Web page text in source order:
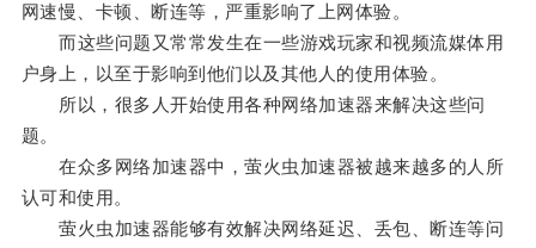
网速慢、卡顿、断连等，严重影响了上网体验。
而这些问题又常常发生在一些游戏玩家和视频流媒体用
户身上，以至于影响到他们以及其他人的使用体验。
所以，很多人开始使用各种网络加速器来解决这些问
题。
在众多网络加速器中，萤火虫加速器被越来越多的人所
认可和使用。
萤火虫加速器能够有效解决网络延迟、丢包、断连等问